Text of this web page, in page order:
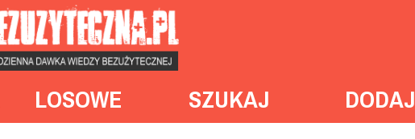
LOSOWE SZUKAJ DODAJ